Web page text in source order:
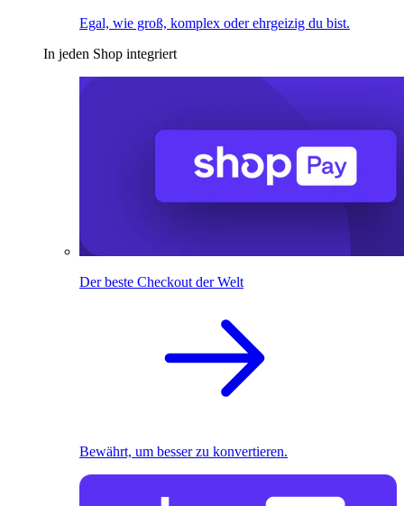
Egal, wie groß, komplex oder ehrgeizig du bist.
In jeden Shop integriert
Der beste Checkout der Welt
Bewährt, um besser zu konvertieren.